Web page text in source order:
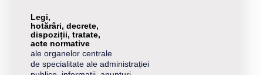
Legi,
hotărâri, decrete,
dispoziții, tratate,
acte normative
ale organelor centrale
de specialitate ale administrației